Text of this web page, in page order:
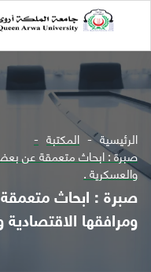
الرئيسية المكتبة
صبرة : ابحاث متعمقة عن
والعسكرية .
صبرة : ابحاث
ومرافقها